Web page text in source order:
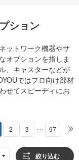
ション
ットワーク機器やサ
オプションを指しま
、キャスターなどが
ではプロ向け部材
せてスピーディにお
2 3 ・・・ 97
絞り込む